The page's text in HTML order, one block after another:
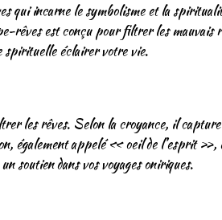
qui incarne le symbolisme et la
rêves est conçu pour filtrer les mauvais
spirituelle éclairer votre vie.
les rêves. Selon la croyance, il capture
également appelé « oeil de l’esprit »,
soutien dans vos voyages oniriques.